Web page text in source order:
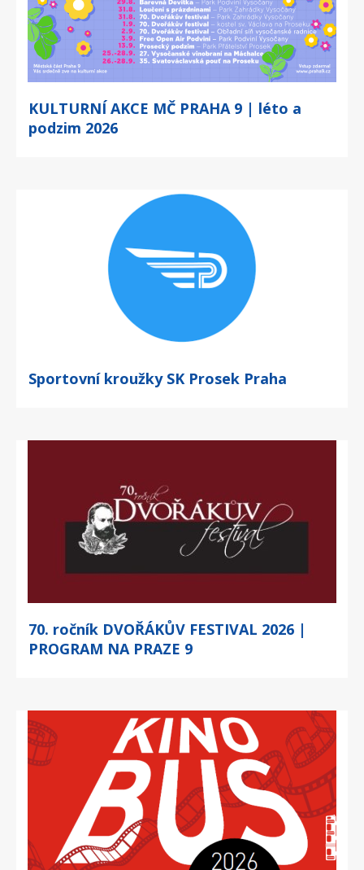
KULTURNÍ AKCE MČ PRAHA 9 | léto a
podzim 2026
Sportovní kroužky SK Prosek Praha
70. ročník DVOŘÁKŮV FESTIVAL 2026 |
PROGRAM NA PRAZE 9